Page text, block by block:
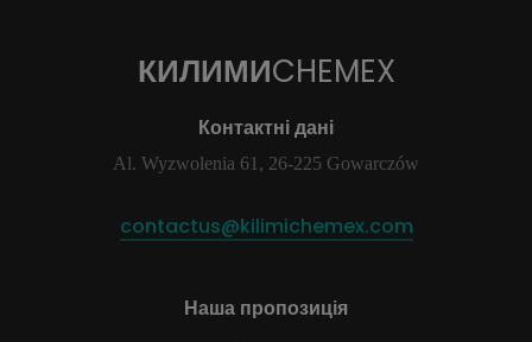
КИЛИМИCHEMEX
Контактні дані
Al. Wyzwolenia 61, 26-225 Gowarczów
contactus@kilimichemex.com
Наша пропозиція